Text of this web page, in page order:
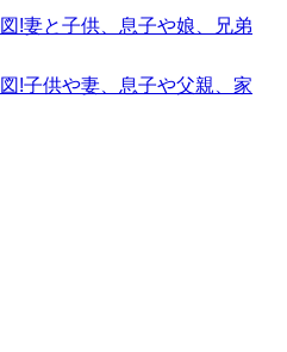
!妻と子供、息子や娘、兄弟
!子供や妻、息子や父親、家